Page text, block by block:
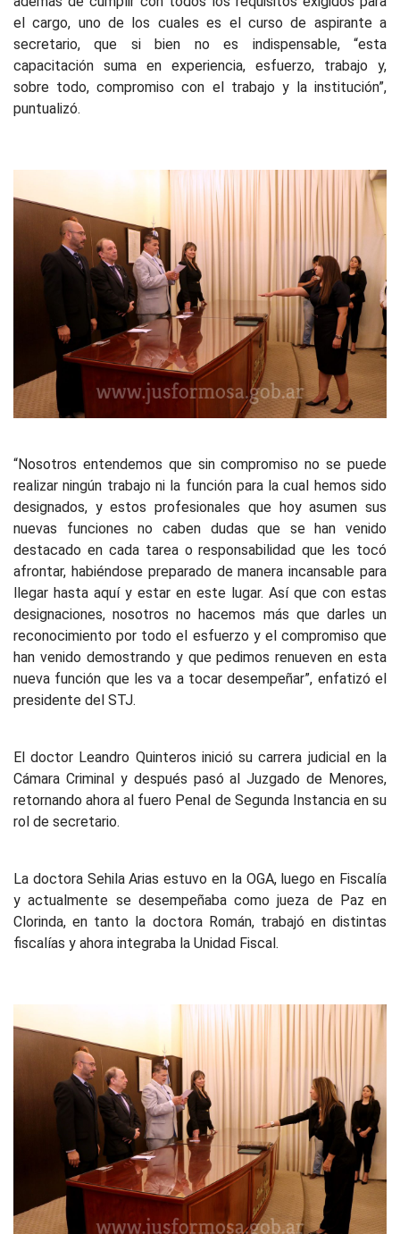
el cargo, uno de los cuales es el curso de aspirante a
secretario, que si bien no es indispensable, “esta
capacitación suma en experiencia, esfuerzo, trabajo y,
sobre todo, compromiso con el trabajo y la institución”,
puntualizó.
“Nosotros entendemos que sin compromiso no se puede
realizar ningún trabajo ni la función para la cual hemos sido
designados, y estos profesionales que hoy asumen sus
nuevas funciones no caben dudas que se han venido
destacado en cada tarea o responsabilidad que les tocó
afrontar, habiéndose preparado de manera incansable para
llegar hasta aquí y estar en este lugar. Así que con estas
designaciones, nosotros no hacemos más que darles un
reconocimiento por todo el esfuerzo y el compromiso que
han venido demostrando y que pedimos renueven en esta
nueva función que les va a tocar desempeñar”, enfatizó el
presidente del STJ.
El doctor Leandro Quinteros inició su carrera judicial en la
Cámara Criminal y después pasó al Juzgado de Menores,
retornando ahora al fuero Penal de Segunda Instancia en su
rol de secretario.
La doctora Sehila Arias estuvo en la OGA, luego en Fiscalía
y actualmente se desempeñaba como jueza de Paz en
Clorinda, en tanto la doctora Román, trabajó en distintas
fiscalías y ahora integraba la Unidad Fiscal.